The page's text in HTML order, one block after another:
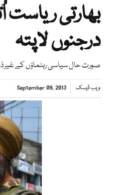
درجنوں لاپتہ
صورت حال سیاسی رہنماؤں کے غیرذمہ دارانہ
ویب ڈیسک September 09, 2013